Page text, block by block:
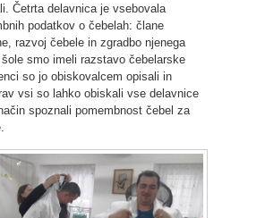
Četrta delavnica je vsebovala
podatkov o čebelah: člane
razvoj čebele in zgradbo njenega
smo imeli razstavo čebelarske
so jo obiskovalcem opisali in
vsi so lahko obiskali vse delavnice
spoznali pomembnost čebel za